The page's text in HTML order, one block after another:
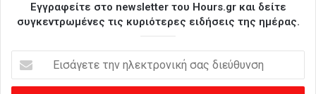
Εγγραφείτε στο newsletter του Hours.gr και δείτε
συγκεντρωμένες τις κυριότερες ειδήσεις της ημέρας.
σ